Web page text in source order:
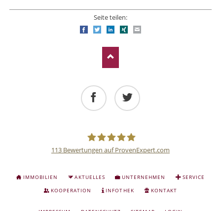
Seite teilen:
FacebookTwitterLinkedIn
Xing
Anlage
113 Bewertungen auf ProvenExpert.com
NAVIGATION
IMMOBILIEN AKTUELLES UNTERNEHMEN
SERVICE
KOOPERATION
INFOTHEK KONTAKT
NAVIGATION